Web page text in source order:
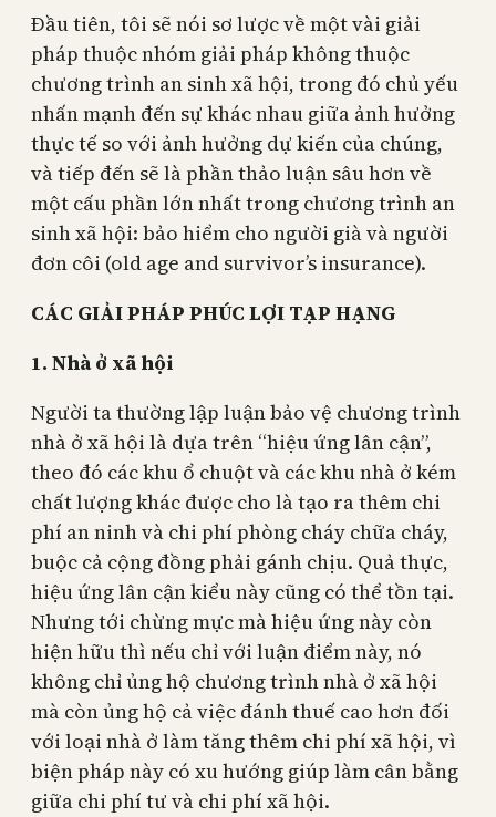
Đầu tiên, tôi sẽ nói sơ lược về một vài giải
pháp thuộc nhóm giải pháp không thuộc
chương trình an sinh xã hội, trong đó chủ yếu
nhấn mạnh đến sự khác nhau giữa ảnh hưởng
thực tế so với ảnh hưởng dự kiến của chúng,
và tiếp đến sẽ là phần thảo luận sâu hơn về
một cấu phần lớn nhất trong chương trình an
sinh xã hội: bảo hiểm cho người già và người
đơn côi (old age and survivor’s insurance).
CÁC GIẢI PHÁP PHÚC LỢI TẠP HẠNG
1. Nhà ở xã hội
Người ta thường lập luận bảo vệ chương trình
nhà ở xã hội là dựa trên “hiệu ứng lân cận”,
theo đó các khu ổ chuột và các khu nhà ở kém
chất lượng khác được cho là tạo ra thêm chi
phí an ninh và chi phí phòng cháy chữa cháy,
buộc cả cộng đồng phải gánh chịu. Quả thực,
hiệu ứng lân cận kiểu này cũng có thể tồn tại.
Nhưng tới chừng mực mà hiệu ứng này còn
hiện hữu thì nếu chỉ với luận điểm này, nó
không chỉ ủng hộ chương trình nhà ở xã hội
mà còn ủng hộ cả việc đánh thuế cao hơn đối
với loại nhà ở làm tăng thêm chi phí xã hội, vì
biện pháp này có xu hướng giúp làm cân bằng
giữa chi phí tư và chi phí xã hội.